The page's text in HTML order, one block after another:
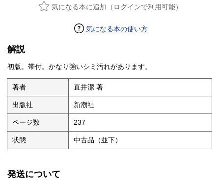
気になる本に追加（ログインで利用可能）
気になる本の使い方
解説
初版。帯付。かなり強いシミ汚れがあります。
著者 直井潔 著
出版社 新潮社
ページ数 237
状態 中古品（並下）
発送について